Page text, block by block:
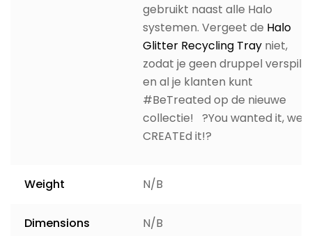
gebruikt naast alle Halo
systemen. Vergeet de Halo
Glitter Recycling Tray niet,
zodat je geen druppel verspilt
en al je klanten kunt
#BeTreated op de nieuwe
collectie! ?You wanted it, we
CREATEd it!?
Weight N/B
Dimensions N/B